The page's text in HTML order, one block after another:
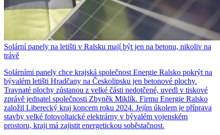
Solární panely na letišti v Ralsku mají být jen na betonu, nikoliv na
trávě
Solárními panely chce krajská společnost Energie Ralsko pokrýt na
bývalém letišti Hradčany na Českolipsku jen betonové plochy.
Travnaté plochy zůstanou z velké části nedotčené, uvedl v tiskové
zprávě jednatel společnosti Zbyněk Miklík. Firmu Energie Ralsko
založil Liberecký kraj koncem roku 2024. Jejím úkolem je příprava
stavby velké fotovoltaické elektrárny v bývalém vojenském
prostoru, kraji má zajistit energetickou soběstačnost.